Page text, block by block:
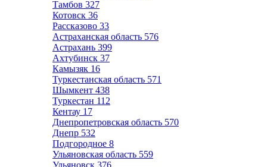
Тамбов 327
Котовск 36
Рассказово 33
Астраханская область 576
Астрахань 399
Ахтубинск 37
Камызяк 16
Туркестанская область 571
Шымкент 438
Туркестан 112
Кентау 17
Днепропетровская область 570
Днепр 532
Подгородное 8
Ульяновская область 559
Ульяновск 376